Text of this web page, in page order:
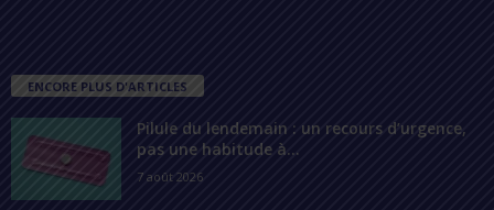
ENCORE PLUS D'ARTICLES
Pilule du lendemain : un recours d’urgence,
pas une habitude à...
7 août 2026